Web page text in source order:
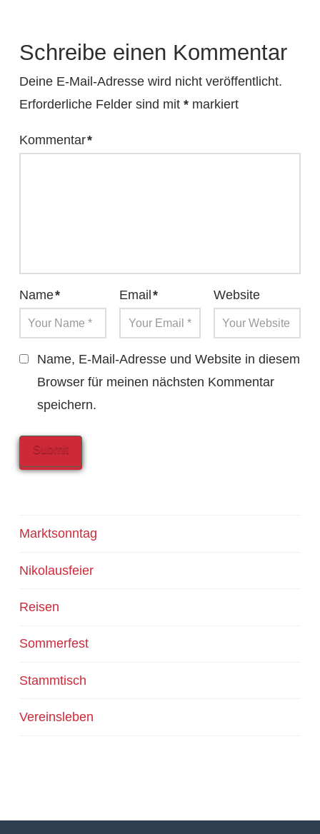
Schreibe einen Kommentar
Deine E-Mail-Adresse wird nicht veröffentlicht.
Erforderliche Felder sind mit *markiert
Kommentar*
Name* Email* Website
Name, E-Mail-Adresse und Website in diesem
Browser für meinen nächsten Kommentar
speichern.
Marktsonntag
Nikolausfeier
Reisen
Sommerfest
Stammtisch
Vereinsleben